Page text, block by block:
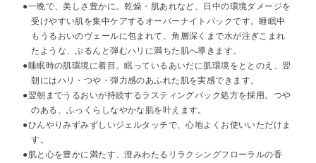
●一晩で、美しさ豊かに。乾燥・肌あれなど、日中の環境ダメージを
受けやすい肌を集中ケアするオーバーナイトパックです。睡眠中
もうるおいのヴェールに包まれて、角層深くまで水が注ぎこまれ
たような、ぷるんと弾むハリに満ちた肌へ導きます。
●睡眠時の肌環境に着目。眠っているあいだに肌環境をととのえ、翌
朝にはハリ・つや・弾力感のあふれた肌を実感できます。
●翌朝までうるおいが持続するラスティングパック処方を採用。つや
のある、ふっくらしなやかな肌を叶えます。
●ひんやりみずみずしいジェルタッチで、心地よくお使いいただけま
す。
●肌と心を豊かに満たす、澄みわたるリラクシングフローラルの香